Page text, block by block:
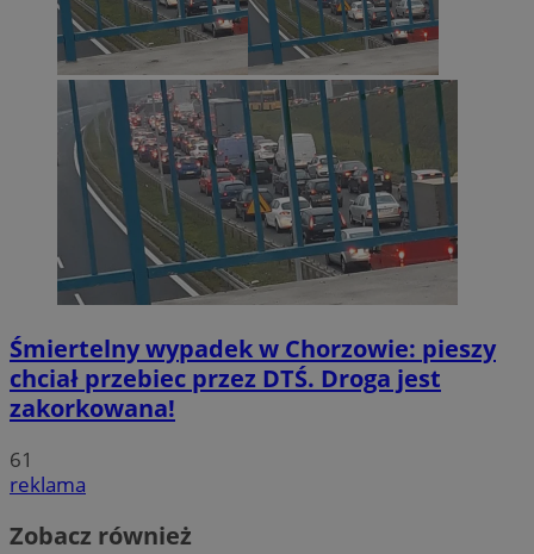
Śmiertelny wypadek w Chorzowie: pieszy
chciał przebiec przez DTŚ. Droga jest
zakorkowana!
61
reklama
Zobacz również